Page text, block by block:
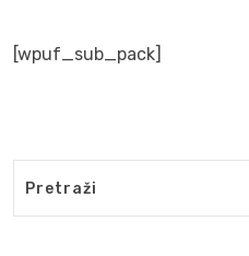
[wpuf_sub_pack]